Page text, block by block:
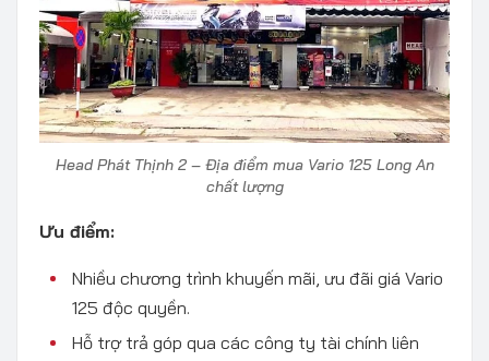
Head Phát Thịnh 2 – Địa điểm mua Vario 125 Long An
chất lượng
Ưu điểm:
Nhiều chương trình khuyến mãi, ưu đãi giá Vario
125 độc quyền.
Hỗ trợ trả góp qua các công ty tài chính liên